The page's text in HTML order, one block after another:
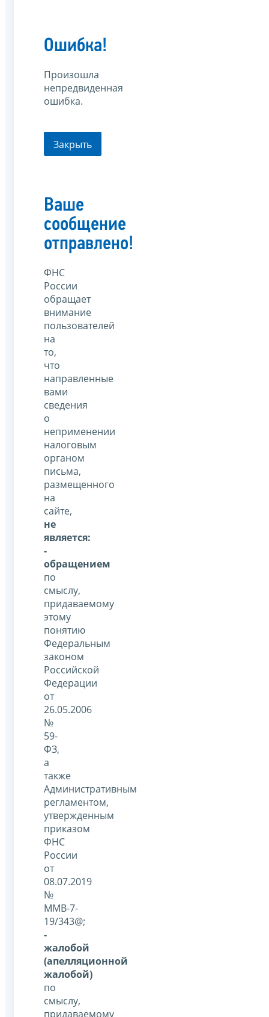
Ошибка!
Произошла
непредвиденная
ошибка.
Закрыть
Ваше
сообщение
отправлено!
ФНС
России
обращает
внимание
пользователей
на
то,
что
направленные
вами
сведения
о
неприменении
налоговым
органом
письма,
размещенного
на
сайте,
не
является:
-
обращением
по
смыслу,
придаваемому
этому
понятию
Федеральным
законом
Российской
Федерации
от
26.05.2006
№
59-
ФЗ,
а
также
Административным
регламентом,
утвержденным
приказом
ФНС
России
от
08.07.2019
№
ММВ-7-
19/343@;
-
жалобой
(апелляционной
жалобой)
по
смыслу,
придаваемому